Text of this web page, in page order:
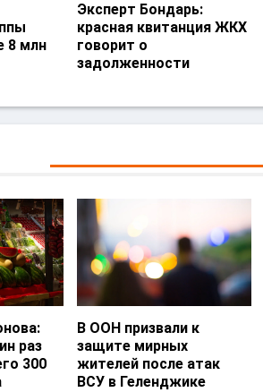
8 млн
Эксперт Бондарь:
красная квитанция ЖКХ
говорит о
задолженности
раз
300
В ООН призвали к
защите мирных
жителей после атак
ВСУ в Геленджике